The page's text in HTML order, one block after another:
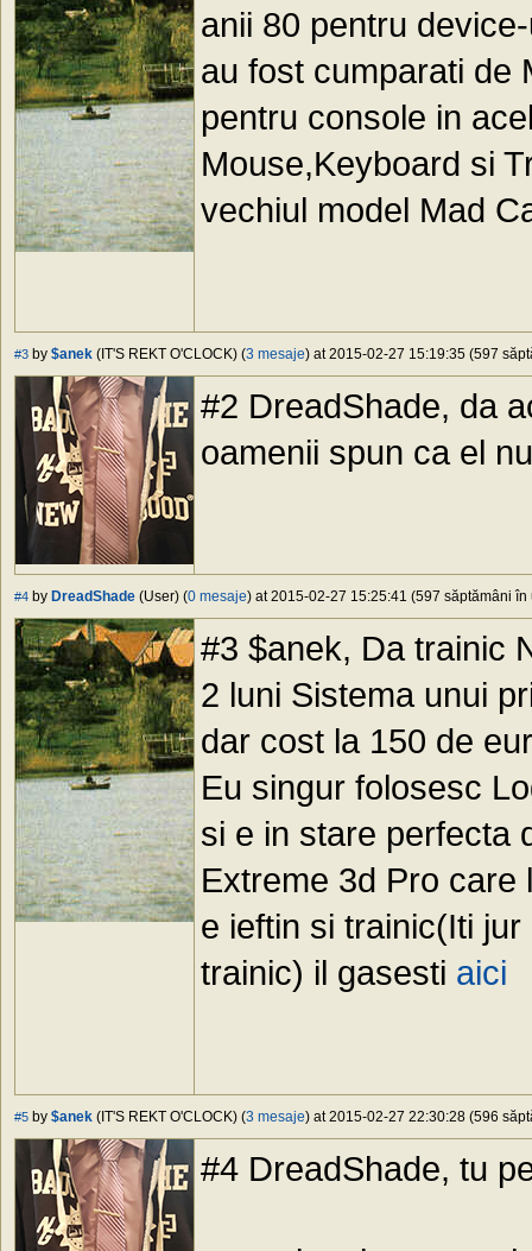
anii 80 pentru
au fost cumparati de
pentru console in
Mouse,Keyboard si
vechiul model Mad
#3 by $anek (IT'S REKT O'CLOCK) (3 mesaje) at 2015-02-27 15:19:35 (597
#2 DreadShade, da
oamenii spun ca el
#4 by DreadShade (User) (0 mesaje) at 2015-02-27 15:25:41 (597 săptămâni în
#3 $anek, Da trainic
2 luni Sistema unui
dar cost la 150 de
Eu singur folosesc
si e in stare perfecta
Extreme 3d Pro care
e ieftin si trainic(Iti
trainic) il gasesti aici
#5 by $anek (IT'S REKT O'CLOCK) (3 mesaje) at 2015-02-27 22:30:28 (596
#4 DreadShade, tu